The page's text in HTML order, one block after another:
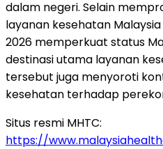
dalam negeri. Selain
layanan kesehatan
2026 memperkuat status
destinasi utama layanan
tersebut juga menyoroti
kesehatan terhadap
Situs resmi MHTC:
https://